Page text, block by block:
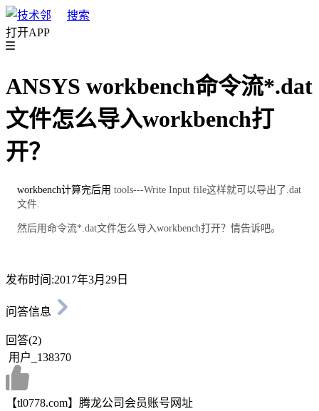
搜索
打开APP
ANSYS workbench命令流*.dat
文件怎么导入workbench打
开？
workbench计算完后用 tools---Write Input file这样就可以导出了.dat
文件.
然后用命令流*.dat文件怎么导入workbench打开？情告诉吧。
发布时间:2017年3月29日
问答信息
回答(2)
用户_138370
【tl0778.com】腾龙公司会员账号网址